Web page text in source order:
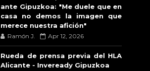
ante Gipuzkoa: "Me duele que en
casa no demos la imagen que
merece nuestra afición"
Ramón J. Apr 12, 2026
Rueda de prensa previa del HLA
Alicante - Inveready Gipuzkoa